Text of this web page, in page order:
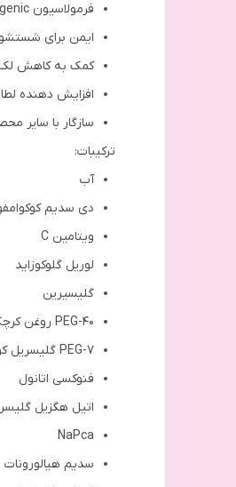
فرمولاسیون Non-comedogenic
ایمن برای
کمک به کاهش
افزایش دهنده
سازگار با سایر
ترکیبات:
آب
دی سدیم
ویتامین C
لوریل گلوکوزاید
گلیسیرین
PEG-40 روغن کرچک هیدروژنه
PEG-7 گلیسریل کوکوات
فنوکسی اتانول
اتیل هگزیل
NaPca
سدیم هیالورونات